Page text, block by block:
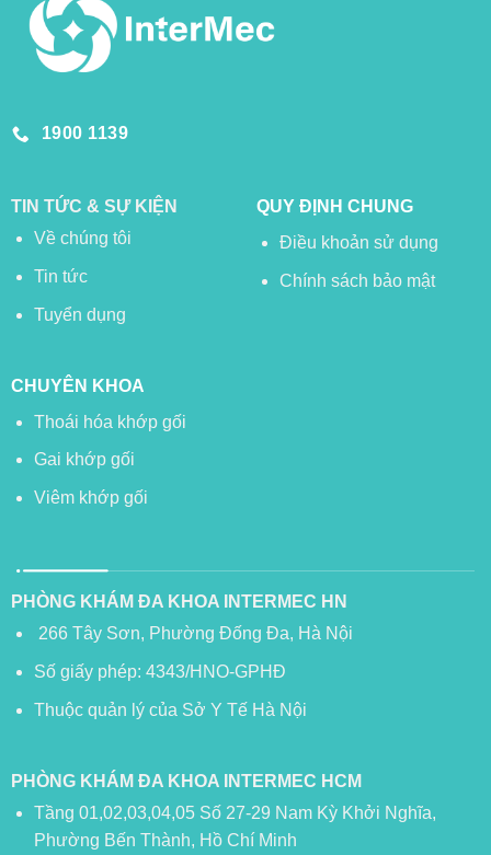
1900 1139
TIN TỨC & SỰ KIỆN
Về chúng tôi
Tin tức
Tuyển dụng
QUY ĐỊNH CHUNG
Điều khoản sử dụng
Chính sách bảo mật
CHUYÊN KHOA
Thoái hóa khớp gối
Gai khớp gối
Viêm khớp gối
PHÒNG KHÁM ĐA KHOA INTERMEC HN
266 Tây Sơn, Phường Đống Đa, Hà Nội
Số giấy phép: 4343/HNO-GPHĐ
Thuộc quản lý của Sở Y Tế Hà Nội
PHÒNG KHÁM ĐA KHOA INTERMEC HCM
Tầng 01,02,03,04,05 Số 27-29 Nam Kỳ Khởi Nghĩa,
Phường Bến Thành, Hồ Chí Minh